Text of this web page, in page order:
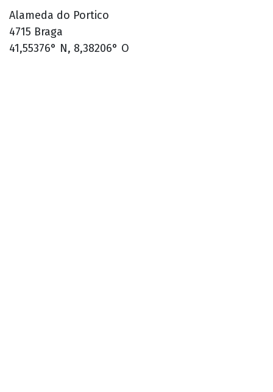
Alameda do Portico
4715 Braga
41,55376° N, 8,38206° O